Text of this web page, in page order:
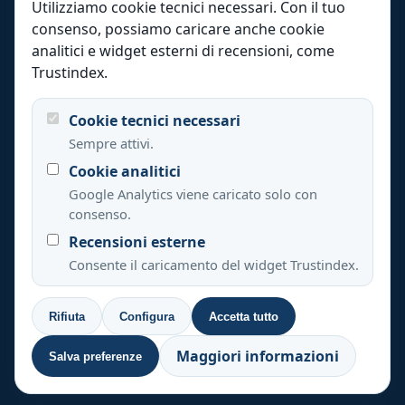
Settori
Italia
Internazionale
Qualità
Chi siamo
+44 20 3808 7685
+33 488 920 537
+39 0694804495
+1 347 493 3907 +34 637 822 394
© 2026 LinguaVox.Informativa privacy, note legali e cookie
Impostazioni cookie
Utilizziamo cookie tecnici necessari. Con il tuo
consenso, possiamo caricare anche cookie
analitici e widget esterni di recensioni, come
Trustindex.
Cookie tecnici necessari
Sempre attivi.
Cookie analitici
Google Analytics viene caricato solo con
consenso.
Recensioni esterne
Consente il caricamento del widget Trustindex.
Rifiuta Configura Accetta tutto
Salva preferenze Maggiori informazioni